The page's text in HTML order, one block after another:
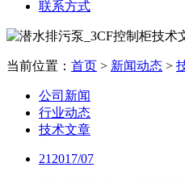
联系方式
当前位置： 首页 > 新闻动态 >
公司新闻
行业动态
技术文章
21 2017/07